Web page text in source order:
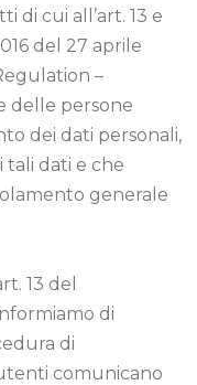
di cui all’art. 13 e
del 27 aprile
–
delle persone
dei dati personali,
tali dati e che
generale
13 del
di
di
comunicano